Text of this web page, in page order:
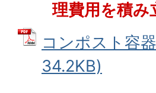
理費用を積
コンポスト容
34.2KB)